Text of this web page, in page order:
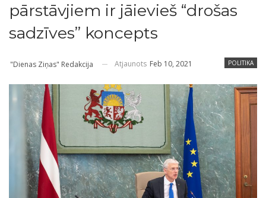
pārstāvjiem ir jāievieš “drošas
sadzīves” koncepts
POLITIKA
"Dienas Ziņas" Redakcija Atjaunots Feb 10, 2021